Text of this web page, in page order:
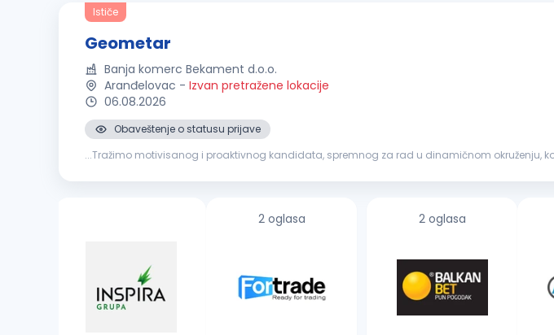
Ističe
Geometar
Banja komerc Bekament d.o.o.
Aranđelovac - Izvan pretražene lokacije
06.08.2026
Obaveštenje o statusu prijave
...Tražimo motivisanog i proaktivnog kandidata, spremnog za rad u dinamičnom okruženju,
2 oglasa 2 oglasa